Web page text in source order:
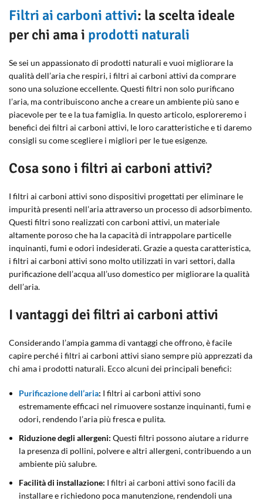
Filtri ai carboni attivi: la scelta ideale
per chi ama i prodotti naturali
Se sei un appassionato di prodotti naturali e vuoi migliorare la
qualità dell’aria che respiri, i filtri ai carboni attivi da comprare
sono una soluzione eccellente. Questi filtri non solo purificano
l’aria, ma contribuiscono anche a creare un ambiente più sano e
piacevole per te e la tua famiglia. In questo articolo, esploreremo i
benefici dei filtri ai carboni attivi, le loro caratteristiche e ti daremo
consigli su come scegliere i migliori per le tue esigenze.
Cosa sono i filtri ai carboni attivi?
I filtri ai carboni attivi sono dispositivi progettati per eliminare le
impurità presenti nell’aria attraverso un processo di adsorbimento.
Questi filtri sono realizzati con carboni attivi, un materiale
altamente poroso che ha la capacità di intrappolare particelle
inquinanti, fumi e odori indesiderati. Grazie a questa caratteristica,
i filtri ai carboni attivi sono molto utilizzati in vari settori, dalla
purificazione dell’acqua all’uso domestico per migliorare la qualità
dell’aria.
I vantaggi dei filtri ai carboni attivi
Considerando l’ampia gamma di vantaggi che offrono, è facile
capire perché i filtri ai carboni attivi siano sempre più apprezzati da
chi ama i prodotti naturali. Ecco alcuni dei principali benefici:
Purificazione dell’aria: I filtri ai carboni attivi sono
estremamente efficaci nel rimuovere sostanze inquinanti, fumi e
odori, rendendo l’aria più fresca e pulita.
Riduzione degli allergeni: Questi filtri possono aiutare a ridurre
la presenza di pollini, polvere e altri allergeni, contribuendo a un
ambiente più salubre.
Facilità di installazione: I filtri ai carboni attivi sono facili da
installare e richiedono poca manutenzione, rendendoli una